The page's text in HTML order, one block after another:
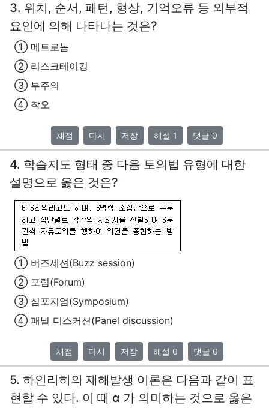
3. 위치, 순서, 패턴, 형상, 기억오류 등 외부적
요인에 의해 나타나는 것은?
① 메트로놈
② 리스크테이킹
③ 부주의
④ 착오
채점 다시 저장 해설 1 댓글 0
4. 학습지도 형태 중 다음 토의법 유형에 대한
설명으로 옳은 것은?
① 버즈세션(Buzz session)
② 포럼(Forum)
③ 심포지엄(Symposium)
④ 패널 디스커션(Panel discussion)
채점 다시 저장 해설 0 댓글 0
5. 하인리히의 재해발생 이론은 다음과 같이 표
현할 수 있다. 이 때 α 가 의미하는 것으로 옳은